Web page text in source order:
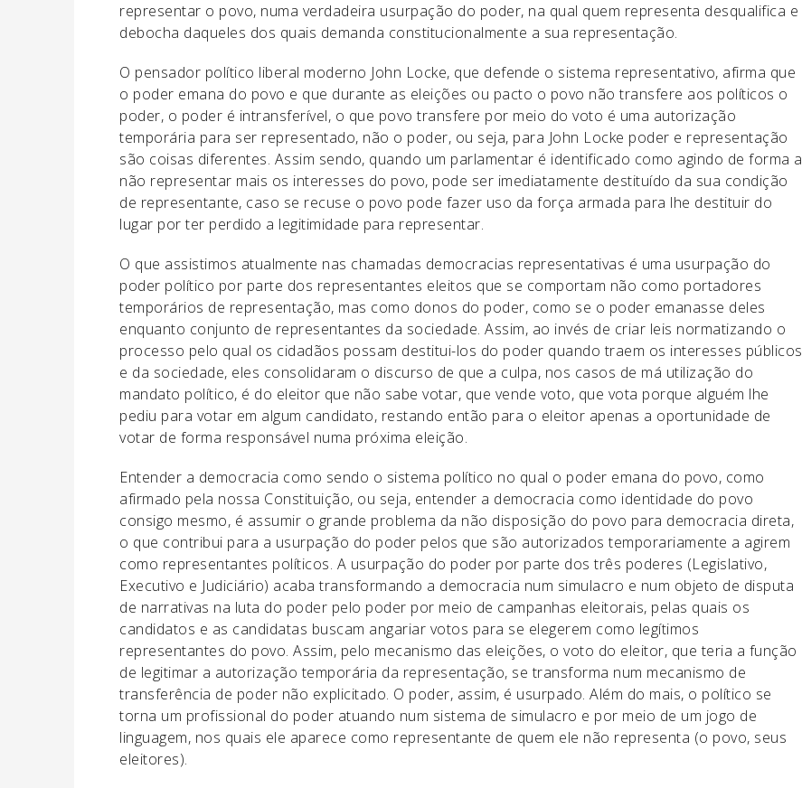
representar o povo, numa verdadeira usurpação do poder, na qual quem representa desqualifica e
debocha daqueles dos quais demanda constitucionalmente a sua representação.
O pensador político liberal moderno John Locke, que defende o sistema representativo, afirma que
o poder emana do povo e que durante as eleições ou pacto o povo não transfere aos políticos o
poder, o poder é intransferível, o que povo transfere por meio do voto é uma autorização
temporária para ser representado, não o poder, ou seja, para John Locke poder e representação
são coisas diferentes. Assim sendo, quando um parlamentar é identificado como agindo de forma a
não representar mais os interesses do povo, pode ser imediatamente destituído da sua condição
de representante, caso se recuse o povo pode fazer uso da força armada para lhe destituir do
lugar por ter perdido a legitimidade para representar.
O que assistimos atualmente nas chamadas democracias representativas é uma usurpação do
poder político por parte dos representantes eleitos que se comportam não como portadores
temporários de representação, mas como donos do poder, como se o poder emanasse deles
enquanto conjunto de representantes da sociedade. Assim, ao invés de criar leis normatizando o
processo pelo qual os cidadãos possam destitui-los do poder quando traem os interesses públicos
e da sociedade, eles consolidaram o discurso de que a culpa, nos casos de má utilização do
mandato político, é do eleitor que não sabe votar, que vende voto, que vota porque alguém lhe
pediu para votar em algum candidato, restando então para o eleitor apenas a oportunidade de
votar de forma responsável numa próxima eleição.
Entender a democracia como sendo o sistema político no qual o poder emana do povo, como
afirmado pela nossa Constituição, ou seja, entender a democracia como identidade do povo
consigo mesmo, é assumir o grande problema da não disposição do povo para democracia direta,
o que contribui para a usurpação do poder pelos que são autorizados temporariamente a agirem
como representantes políticos. A usurpação do poder por parte dos três poderes (Legislativo,
Executivo e Judiciário) acaba transformando a democracia num simulacro e num objeto de disputa
de narrativas na luta do poder pelo poder por meio de campanhas eleitorais, pelas quais os
candidatos e as candidatas buscam angariar votos para se elegerem como legítimos
representantes do povo. Assim, pelo mecanismo das eleições, o voto do eleitor, que teria a função
de legitimar a autorização temporária da representação, se transforma num mecanismo de
transferência de poder não explicitado. O poder, assim, é usurpado. Além do mais, o político se
torna um profissional do poder atuando num sistema de simulacro e por meio de um jogo de
linguagem, nos quais ele aparece como representante de quem ele não representa (o povo, seus
eleitores).